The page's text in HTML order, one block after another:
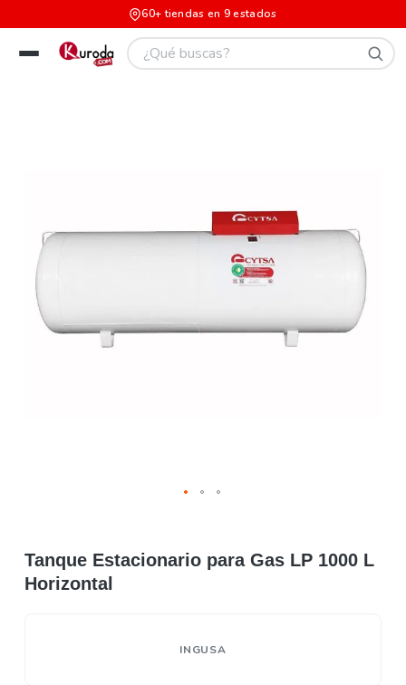
60+ tiendas en 9 estados
Tanque Estacionario para Gas LP 1000 L
Horizontal
INGUSA